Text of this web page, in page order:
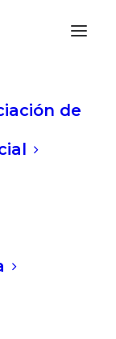
de
can